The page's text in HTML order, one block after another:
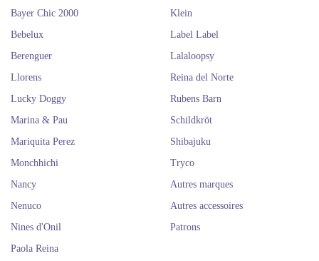
Bayer Chic 2000
Bebelux
Berenguer
Klein
Label Label
Lalaloopsy
Llorens
Lucky Doggy
Marina & Pau
Mariquita Perez
Monchhichi
Nancy
Nenuco
Nines d'Onil
Paola Reina
Reina del Norte
Rubens Barn
Schildkröt
Shibajuku
Tryco
Autres marques
Autres accessoires
Patrons